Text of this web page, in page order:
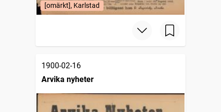
[omärkt], Karlstad
1900-02-16
Arvika nyheter